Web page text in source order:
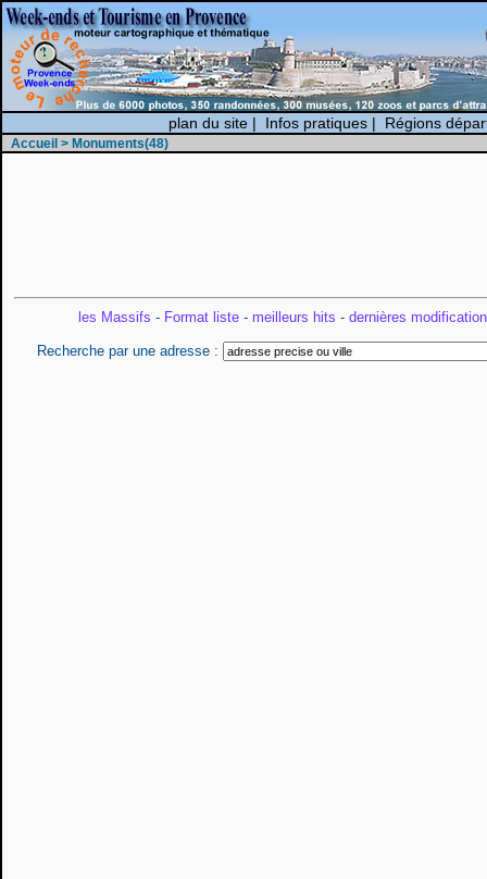
plan du site| Infos pratiques| Régions
Accueil > Monuments(48)
les Massifs - Format liste- meilleurs hits - dernières
Recherche par une adresse :